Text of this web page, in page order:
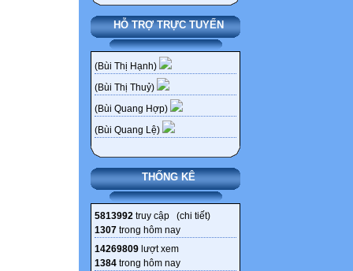
HỖ TRỢ TRỰC TUYẾN
(Bùi Thị Hạnh)
(Bùi Thị Thuỷ)
(Bùi Quang Hợp)
(Bùi Quang Lệ)
THỐNG KÊ
5813992 truy cập (chi tiết)
1307 trong hôm nay
14269809 lượt xem
1384 trong hôm nay